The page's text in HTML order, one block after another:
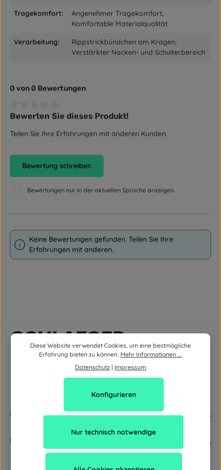
Tragekomfort:
Angenehmer Tragekomfort,
Komfortable Materialqualität
Verarbeitung:
Rippstrickbündchen am Kragen,
Verstärkter Nacken- und Schulterbereich
0 von 0 Bewertungen
Durchschnittliche Bewertung von 0 von 5 Sternen
Bewerten Sie dieses Produkt!
Teilen Sie Ihre Erfahrungen mit anderen Kunden.
Bewertung schreiben
Bewertungen nur in der aktuellen Sprache anzeigen.
Keine Bewertungen gefunden. Teilen Sie Ihre
Erfahrungen mit anderen.
Service
Newsletter
Diese Website verwendet Cookies, um eine bestmögliche
Erfahrung bieten zu können. Mehr Informationen ...
Datenschutz | Impressum
Nur technisch notwendige
Konfigurieren